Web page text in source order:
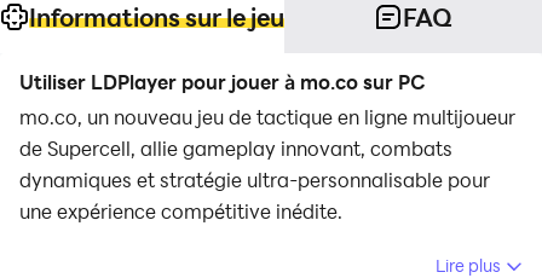
Informations sur le jeu FAQ
Utiliser LDPlayer pour jouer à mo.co sur PC
mo.co, un nouveau jeu de tactique en ligne multijoueur
de Supercell, allie gameplay innovant, combats
dynamiques et stratégie ultra-personnalisable pour
une expérience compétitive inédite.
Lire plus